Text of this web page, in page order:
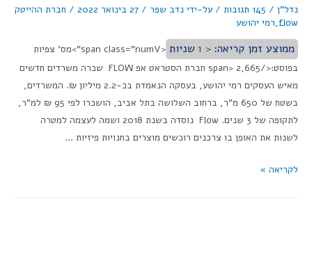
נדל"ן / 145 תגובות / על-ידי נדב שפר / 27 בינואר 2022 / חברת ההייטק
flow
,רמי יהושע
ממוצע זמן קריאה: < 1 שניות
<span class="numV">מס' צפיות
בפוסט:</span> 2,665 חברת הסטראט אפ FLOW שכרה משרדים חדשים
מאיש העסקים רמי יהושע, בעסקה הנאמדת בכ-2.2 מיליון ₪. המשרדים,
בשטח של 650 מ"ר, ברחוב השלושה בתל אביב, הושכרו לפי 95 ₪ למ"ר,
לתקופה של 3 שנים. Flow נוסדה בשנת 2018 ושמה לעצמה למטרה
לשנות את האופן בו צרכנים רוכשים מוצרים בחנויות פיזיות …
לקריאה »